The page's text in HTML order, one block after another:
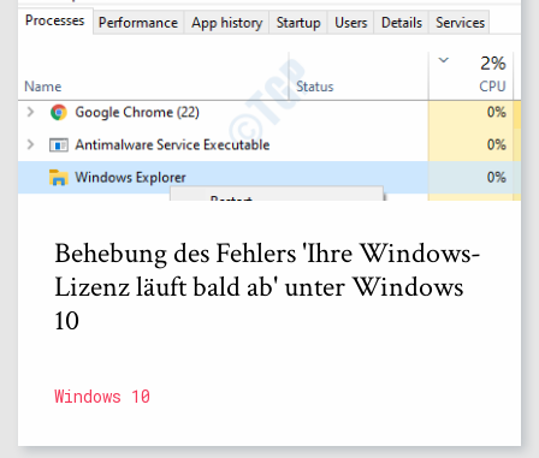
Behebung des Fehlers 'Ihre Windows-
Lizenz läuft bald ab' unter Windows
10
Windows 10